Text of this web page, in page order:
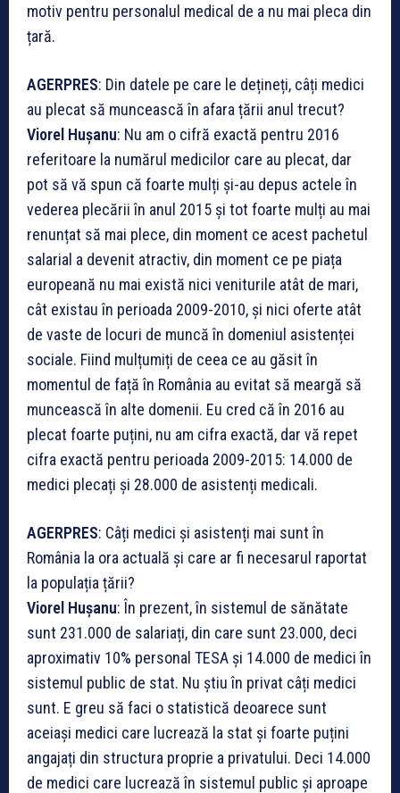
motiv pentru personalul medical de a nu mai pleca din
țară.
AGERPRES: Din datele pe care le dețineți, câți medici
au plecat să muncească în afara țării anul trecut?
Viorel Hușanu: Nu am o cifră exactă pentru 2016
referitoare la numărul medicilor care au plecat, dar
pot să vă spun că foarte mulți și-au depus actele în
vederea plecării în anul 2015 și tot foarte mulți au mai
renunțat să mai plece, din moment ce acest pachetul
salarial a devenit atractiv, din moment ce pe piața
europeană nu mai există nici veniturile atât de mari,
cât existau în perioada 2009-2010, și nici oferte atât
de vaste de locuri de muncă în domeniul asistenței
sociale. Fiind mulțumiți de ceea ce au găsit în
momentul de față în România au evitat să meargă să
muncească în alte domenii. Eu cred că în 2016 au
plecat foarte puțini, nu am cifra exactă, dar vă repet
cifra exactă pentru perioada 2009-2015: 14.000 de
medici plecați și 28.000 de asistenți medicali.
AGERPRES: Câți medici și asistenți mai sunt în
România la ora actuală și care ar fi necesarul raportat
la populația țării?
Viorel Hușanu: În prezent, în sistemul de sănătate
sunt 231.000 de salariați, din care sunt 23.000, deci
aproximativ 10% personal TESA și 14.000 de medici în
sistemul public de stat. Nu știu în privat câți medici
sunt. E greu să faci o statistică deoarece sunt
aceiași medici care lucrează la stat și foarte puțini
angajați din structura proprie a privatului. Deci 14.000
de medici care lucrează în sistemul public și aproape